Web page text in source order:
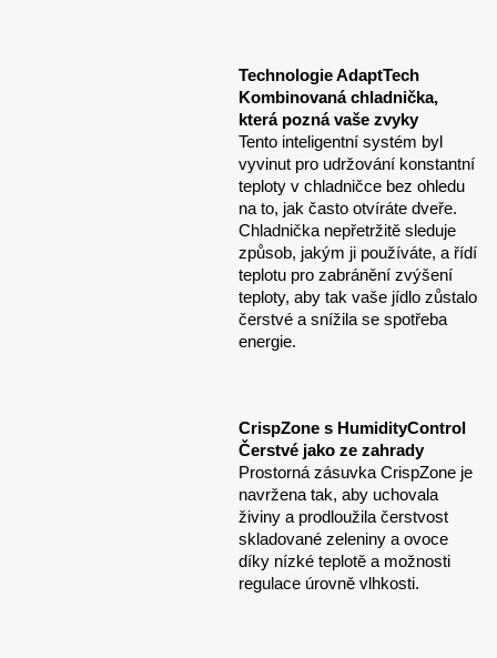
Technologie AdaptTech
Kombinovaná chladnička,
která pozná vaše zvyky
Tento inteligentní systém byl
vyvinut pro udržování konstantní
teploty v chladničce bez ohledu
na to, jak často otvíráte dveře.
Chladnička nepřetržitě sleduje
způsob, jakým ji používáte, a řídí
teplotu pro zabránění zvýšení
teploty, aby tak vaše jídlo zůstalo
čerstvé a snížila se spotřeba
energie.
CrispZone s HumidityControl
Čerstvé jako ze zahrady
Prostorná zásuvka CrispZone je
navržena tak, aby uchovala
živiny a prodloužila čerstvost
skladované zeleniny a ovoce
díky nízké teplotě a možnosti
regulace úrovně vlhkosti.